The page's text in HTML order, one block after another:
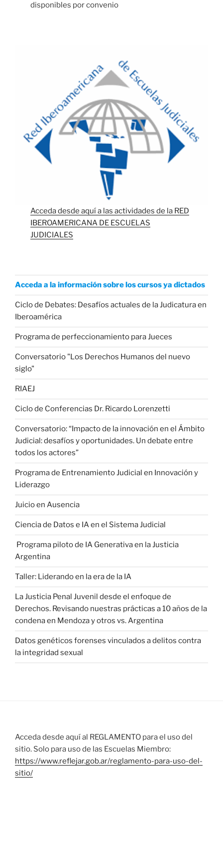
disponibles por convenio
Acceda desde aquí a las actividades de la RED
IBEROAMERICANA DE ESCUELAS
JUDICIALES
Acceda a la información sobre los cursos ya dictados
Ciclo de Debates: Desafíos actuales de la Judicatura en
Iberoamérica
Programa de perfeccionamiento para Jueces
Conversatorio "Los Derechos Humanos del nuevo
siglo"
RIAEJ
Ciclo de Conferencias Dr. Ricardo Lorenzetti
Conversatorio: “Impacto de la innovación en el Ámbito
Judicial: desafíos y oportunidades. Un debate entre
todos los actores”
Programa de Entrenamiento Judicial en Innovación y
Liderazgo
Juicio en Ausencia
Ciencia de Datos e IA en el Sistema Judicial
Programa piloto de IA Generativa en la Justicia
Argentina
Taller: Liderando en la era de la IA
La Justicia Penal Juvenil desde el enfoque de
Derechos. Revisando nuestras prácticas a 10 años de la
condena en Mendoza y otros vs. Argentina
Datos genéticos forenses vinculados a delitos contra
la integridad sexual
Acceda desde aquí al REGLAMENTO para el uso del
sitio. Solo para uso de las Escuelas Miembro:
https://www.reflejar.gob.ar/reglamento-para-uso-del-
sitio/